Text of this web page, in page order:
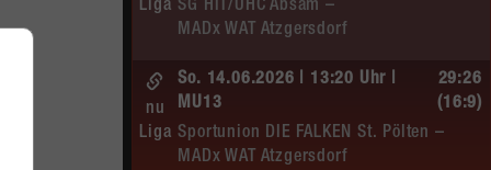
SG HIT/UHC Absam –
MADx WAT Atzgersdorf
Liga
So. 14.06.2026 | 13:20 Uhr |
MU13
Sportunion DIE FALKEN St. Pölten –
MADx WAT Atzgersdorf
nu
Liga
29:26
(16:9)